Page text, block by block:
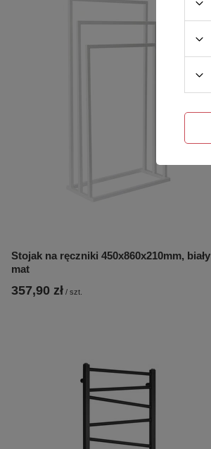
Stojak na ręczniki 450x860x210mm, biały
mat
357,90 zł / szt.